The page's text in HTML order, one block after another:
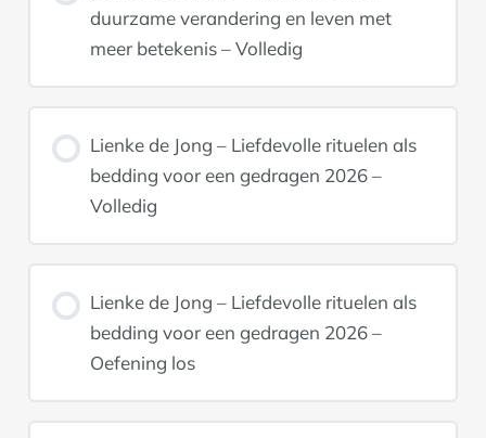
duurzame verandering en leven met
meer betekenis – Volledig
Lienke de Jong – Liefdevolle rituelen als
bedding voor een gedragen 2026 –
Volledig
Lienke de Jong – Liefdevolle rituelen als
bedding voor een gedragen 2026 –
Oefening los